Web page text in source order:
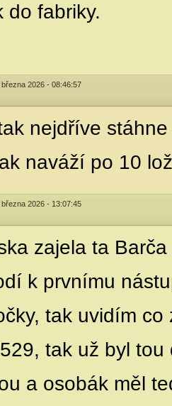
do fabriky.
2026 - 08:46:57
nejdříve
naváží po 10
2026 - 13:07:45
zajela ta
k prvnímu
tak uvidím
tak už byl
a osobák měl